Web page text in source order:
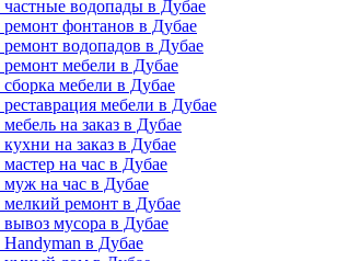
водопады в Дубае
фонтанов в Дубае
водопадов в Дубае
мебели в Дубае
мебели в Дубае
мебели в Дубае
на заказ в Дубае
на заказ в Дубае
на час в Дубае
на час в Дубае
ремонт в Дубае
мусора в Дубае
в Дубае